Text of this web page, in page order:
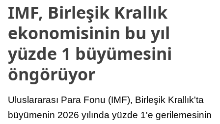
IMF, Birleşik Krallık
ekonomisinin bu yıl
yüzde 1 büyümesini
öngörüyor
Uluslararası Para Fonu (IMF), Birleşik Krallık'ta
büyümenin 2026 yılında yüzde 1'e gerilemesinin